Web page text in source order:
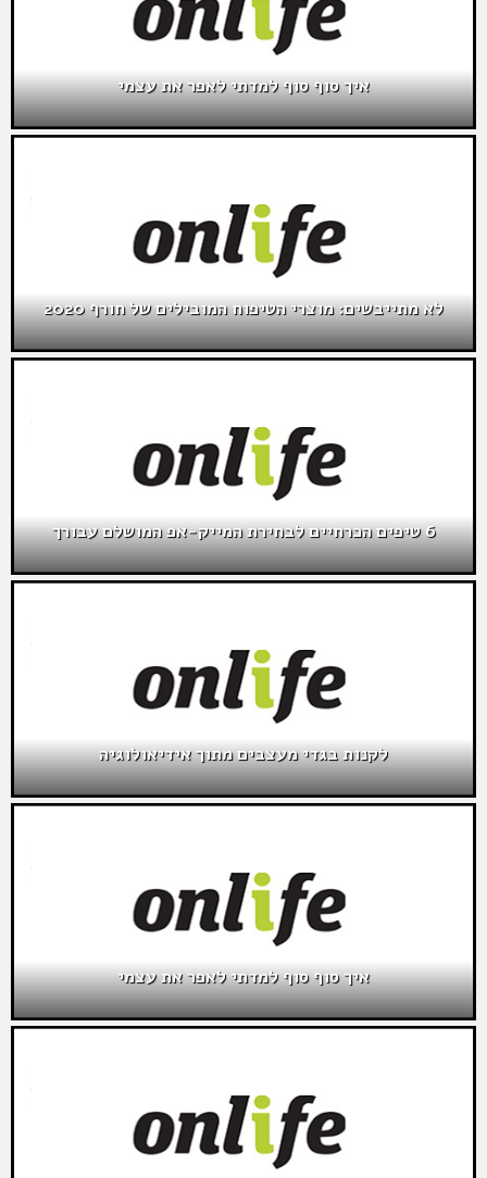
איך סוף סוף למדתי לאפר את עצמי
לא מתייבשים: מוצרי הטיפוח המובילים של חורף 2020
6 טיפים הכרחיים לבחירת המייק-אפ המושלם עבורך
לקנות בגדי מעצבים מתוך אידיאולוגיה
איך סוף סוף למדתי לאפר את עצמי